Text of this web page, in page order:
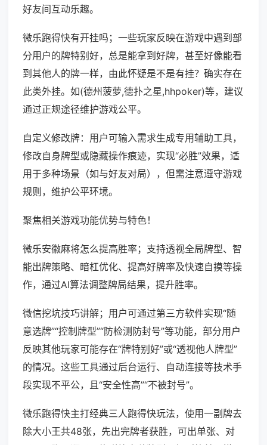
好友间互动乐趣。
微乐跑得快有开挂吗；一些玩家反映在游戏中遇到部
分用户的牌特别好，总是能拿到好牌，甚至好像能看
到其他人的牌一样，由此怀疑是不是有挂？确实存在
此类外挂。如(德州菠萝,德扑之星,hhpoker)等，建议
通过正规途径维护游戏公平。
自定义修改牌：用户可输入需求生成专用辅助工具，
修改自身牌型或隐藏操作痕迹，实现“必胜”效果，适
用于多种场景（如与好友对局），但需注意遵守游戏
规则，维护公平环境。
聚焦相关游戏功能优势与特色！
微乐安徽麻将怎么提高胜率；支持透视全局牌型、智
能出牌策略、暗杠优化、提高好牌率及快速自摸等操
作，通过AI算法调整牌局结果，提升胜率。
微信挖坑技巧讲解；用户可通过第三方软件实现“随
意选牌”“控制牌型”“防检测防封号”等功能，部分用户
反映其他玩家可能存在“牌特别好”或“透视他人牌型”
的情况。这些工具通过后台运行、自动连接等技术手
段实现不平公，且“安全性高”“不被封号”。
微乐跑得快主打经典三人跑得快玩法，使用一副牌去
除大小王共48张，先出完牌者获胜，可出单张、对